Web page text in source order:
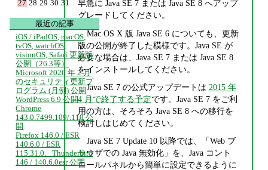
早急に Java SE 7 または Java SE 8 へアップ
グレードしてください。
Mac OS X 版 Java SE 6 についても、更新
版の公開が終了した模様です。Java SE が
必要な場合は、Java SE 7 または Java SE 8
をインストールしてください。
Java SE 7 の公式アップデートは 2015 年
4 月で終了する予定です。Java SE 7 をご利
用の方は、そろそろ Java SE 8 への移行を
検討しはじめてください。
Java SE 7 Update 10 以降では、「Web ブ
ラウザでの Java 無効化」を、Java コント
ロールパネルから簡単に設定できるように
27 28 29 30 31
最近の記事
iOS / iPadOS, macOS,
tvOS, watchOS,
visionOS, Safari 更新版
公開（26.3等）
Microsoft 2026 年 2 月
のセキュリティ更新プ
ログラム (月例) 公開
WordPress 6.9 公開
Chrome
143.0.7499.109/.110 公
開
Firefox 146.0 / ESR
140.6.0 / ESR
115.31.0、Thunderbird
146 / 140.6.0esr 公開